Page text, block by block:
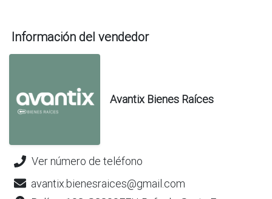
Información del vendedor
Avantix Bienes Raíces
Ver número de teléfono
avantix.bienesraices@gmail.com